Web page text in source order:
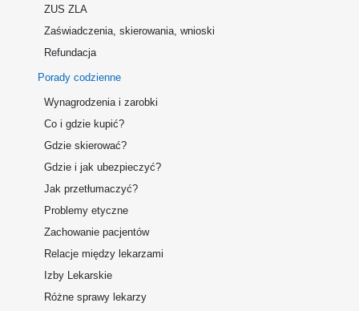
ZUS ZLA
Zaświadczenia, skierowania, wnioski
Refundacja
Porady codzienne
Wynagrodzenia i zarobki
Co i gdzie kupić?
Gdzie skierować?
Gdzie i jak ubezpieczyć?
Jak przetłumaczyć?
Problemy etyczne
Zachowanie pacjentów
Relacje między lekarzami
Izby Lekarskie
Różne sprawy lekarzy